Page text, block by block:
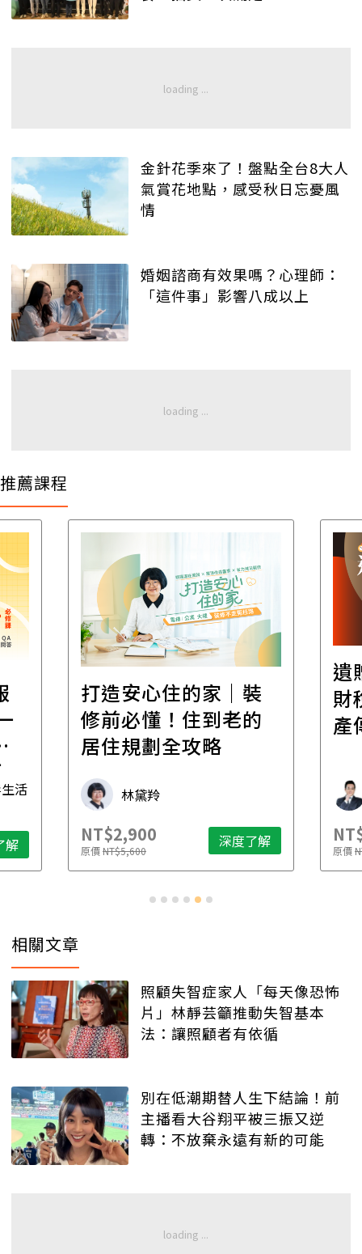
金針花季來了！盤點全台8大人
氣賞花地點，感受秋日忘憂風
情
婚姻諮商有效果嗎？心理師：
「這件事」影響八成以上
推薦課程
活
解
打造安心住的家｜裝
修前必懂！住到老的
居住規劃全攻略
林黛羚
NT$2,900
原價NT$5,600 深度了解
遺
財
產
原價
相關文章
照顧失智症家人「每天像恐怖
片」林靜芸籲推動失智基本
法：讓照顧者有依循
別在低潮期替人生下結論！前
主播看大谷翔平被三振又逆
轉：不放棄永遠有新的可能